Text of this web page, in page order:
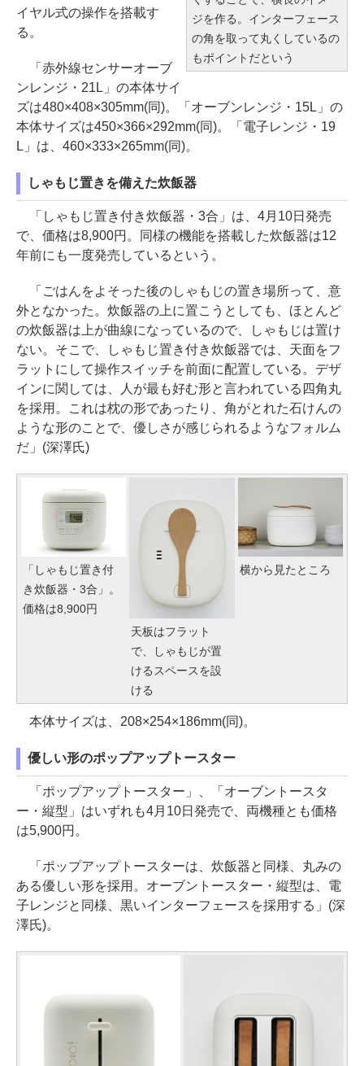
ジを作る。インターフェース
の角を取って丸くしているの
もポイントだという
イヤル式の操作を搭載す
る。
「赤外線センサーオーブ
ンレンジ・21L」の本体サイ
ズは480×408×305mm(同)。「オーブンレンジ・15L」の
本体サイズは450×366×292mm(同)。「電子レンジ・19
L」は、460×333×265mm(同)。
しゃもじ置きを備えた炊飯器
「しゃもじ置き付き炊飯器・3合」は、4月10日発売
で、価格は8,900円。同様の機能を搭載した炊飯器は12
年前にも一度発売しているという。
「ごはんをよそった後のしゃもじの置き場所って、意
外となかった。炊飯器の上に置こうとしても、ほとんど
の炊飯器は上が曲線になっているので、しゃもじは置け
ない。そこで、しゃもじ置き付き炊飯器では、天面をフ
ラットにして操作スイッチを前面に配置している。デザ
インに関しては、人が最も好む形と言われている四角丸
を採用。これは枕の形であったり、角がとれた石けんの
ような形のことで、優しさが感じられるようなフォルム
だ」(深澤氏)
「しゃもじ置き付
き炊飯器・3合」。
価格は8,900円
天板はフラット
で、しゃもじが置
けるスペースを設
ける
横から見たところ
本体サイズは、208×254×186mm(同)。
優しい形のポップアップトースター
「ポップアップトースター」、「オーブントースタ
ー・縦型」はいずれも4月10日発売で、両機種とも価格
は5,900円。
「ポップアップトースターは、炊飯器と同様、丸みの
ある優しい形を採用。オーブントースター・縦型は、電
子レンジと同様、黒いインターフェースを採用する」(深
澤氏)。